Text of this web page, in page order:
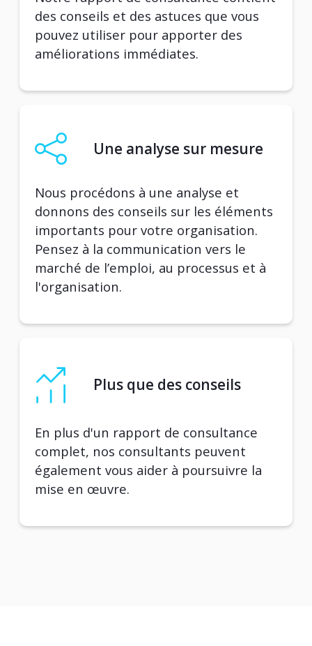
des conseils et des astuces que vous
pouvez utiliser pour apporter des
améliorations immédiates.
Une analyse sur mesure
Nous procédons à une analyse et
donnons des conseils sur les éléments
importants pour votre organisation.
Pensez à la communication vers le
marché de l’emploi, au processus et à
l'organisation.
Plus que des conseils
En plus d'un rapport de consultance
complet, nos consultants peuvent
également vous aider à poursuivre la
mise en œuvre.